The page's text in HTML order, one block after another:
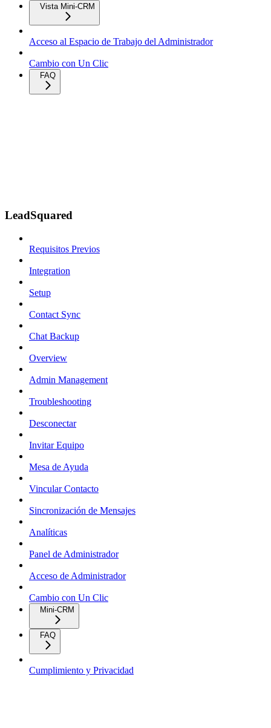
Vista Mini-CRM
Acceso al Espacio de Trabajo del Administrador
Cambio con Un Clic
FAQ
LeadSquared
Requisitos Previos
Integration
Setup
Contact Sync
Chat Backup
Overview
Admin Management
Troubleshooting
Desconectar
Invitar Equipo
Mesa de Ayuda
Vincular Contacto
Sincronización de Mensajes
Analíticas
Panel de Administrador
Acceso de Administrador
Cambio con Un Clic
Mini-CRM
FAQ
Cumplimiento y Privacidad